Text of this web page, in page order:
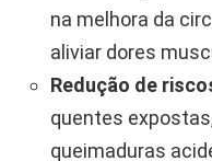
na melhora da
aliviar dores
Redução de
quentes
queimaduras